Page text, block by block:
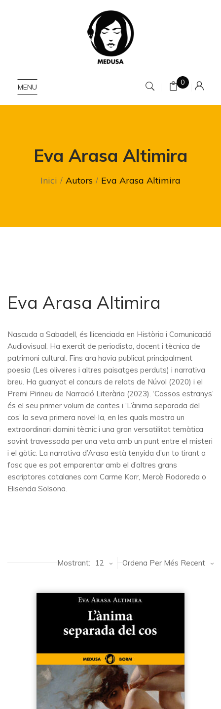
MENU
0
Eva Arasa Altimira
Inici Autors Eva Arasa Altimira
Eva Arasa Altimira
Nascuda a Sabadell, és llicenciada en Història i Comunicació
Audiovisual. Ha exercit de periodista, docent i tècnica de
patrimoni cultural. Fins ara havia publicat principalment
poesia (Les oliveres i altres paisatges perduts) i narrativa
breu. Ha guanyat el concurs de relats de Núvol (2020) i el
Premi Pirineu de Narració Literària (2023). ‘Cossos estranys’
és el seu primer volum de contes i ‘L’ànima separada del
cos’ la seva primera novel·la, en les quals mostra un
extraordinari domini tècnic i una gran versatilitat temàtica
sovint travessada per una veta amb un punt entre el misteri
i el gòtic. La narrativa d’Arasa està tenyida d’un to tirant a
fosc que es pot emparentar amb el d’altres grans
escriptores catalanes com Carme Karr, Mercè Rodoreda o
Elisenda Solsona.
Ordena Per Més Recent
Mostrant: 12